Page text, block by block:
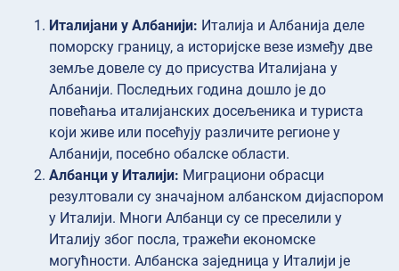
Италијани у Албанији: Италија и Албанија деле
поморску границу, а историјске везе између две
земље довеле су до присуства Италијана у
Албанији. Последњих година дошло је до
повећања италијанских досељеника и туриста
који живе или посећују различите регионе у
Албанији, посебно обалске области.
Албанци у Италији: Миграциони обрасци
резултовали су значајном албанском дијаспором
у Италији. Многи Албанци су се преселили у
Италију због посла, тражећи економске
могућности. Албанска заједница у Италији је